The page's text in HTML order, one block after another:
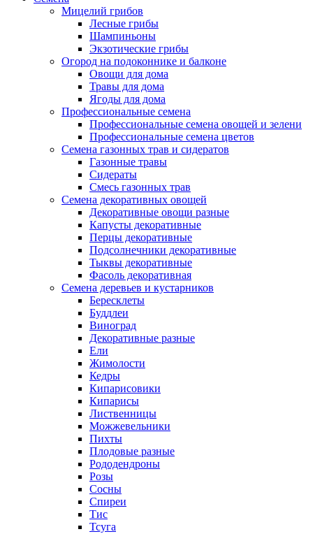
Мицелий грибов
Лесные грибы
Шампиньоны
Экзотические грибы
Огород на подоконнике и балконе
Овощи для дома
Травы для дома
Ягоды для дома
Профессиональные семена
Профессиональные семена овощей и зелени
Профессиональные семена цветов
Семена газонных трав и сидератов
Газонные травы
Сидераты
Смесь газонных трав
Семена декоративных овощей
Декоративные овощи разные
Капусты декоративные
Перцы декоративные
Подсолнечники декоративные
Тыквы декоративные
Фасоль декоративная
Семена деревьев и кустарников
Бересклеты
Буддлеи
Виноград
Декоративные разные
Ели
Жимолости
Кедры
Кипарисовики
Кипарисы
Лиственницы
Можжевельники
Пихты
Плодовые разные
Рододендроны
Розы
Сосны
Спиреи
Тис
Тсуга